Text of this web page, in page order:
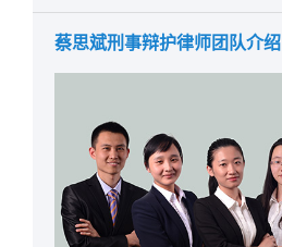
蔡思斌刑事辩护律师团队介绍